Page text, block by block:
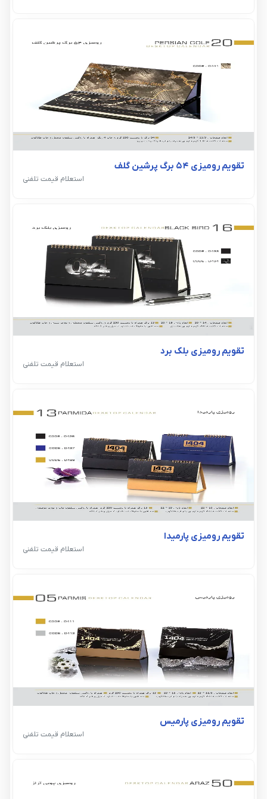
تقویم رومیزی 54 برگ پرشین گلف
استعلام قیمت تلفنی
تقویم رومیزی بلک برد
استعلام قیمت تلفنی
تقویم رومیزی پارمیدا
استعلام قیمت تلفنی
تقویم رومیزی پارمیس
استعلام قیمت تلفنی